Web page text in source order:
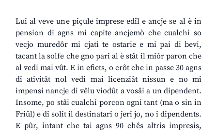
Lui al veve une piçule imprese edîl e ancje se al è in
pension di agns mi capite ancjemò che cualchi so
vecjo muredôr mi cjati te ostarie e mi pai di bevi,
tacant la solfe che gno pari al è stât il miôr paron che
al vedi mai vût. E in efiets, o crôt che in passe 30 agns
di ativitât nol vedi mai licenziât nissun e no mi
impensi nancje di vêlu viodût a vosâi a un dipendent.
Insome, po stâi cualchi porcon ogni tant (ma o sin in
Friûl) e di solit il destinatari o jeri jo, no i dipendents.
E pûr, intant che tai agns 90 chês altris impresis,